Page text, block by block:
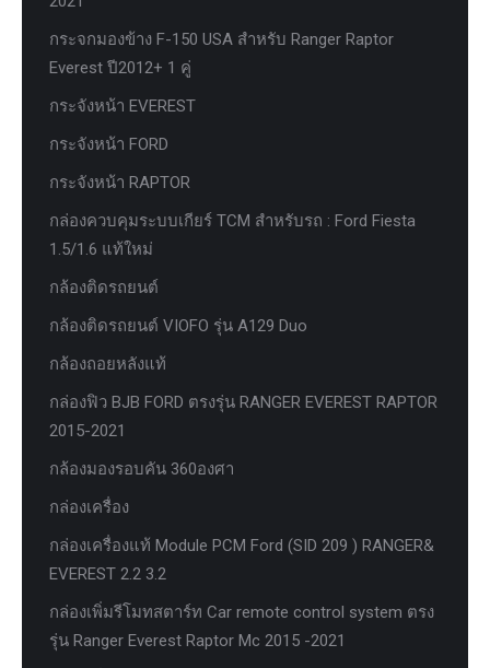
กระจกมองข้าง F-150 USA สำหรับ Ranger Raptor
Everest ปี2012+ 1 คู่
กระจังหน้า EVEREST
กระจังหน้า FORD
กระจังหน้า RAPTOR
กล่องควบคุมระบบเกียร์ TCM สำหรับรถ : Ford Fiesta
1.5/1.6 แท้ใหม่
กล้องติดรถยนต์
กล้องติดรถยนต์ VIOFO รุ่น A129 Duo
กล้องถอยหลังแท้
กล่องฟิว BJB FORD ตรงรุ่น RANGER EVEREST RAPTOR
2015-2021
กล้องมองรอบคัน 360องศา
กล่องเครื่อง
กล่องเครื่องแท้ Module PCM Ford (SID 209 ) RANGER&
EVEREST 2.2 3.2
กล่องเพิ่มรีโมทสตาร์ท Car remote control system ตรง
รุ่น Ranger Everest Raptor Mc 2015 -2021